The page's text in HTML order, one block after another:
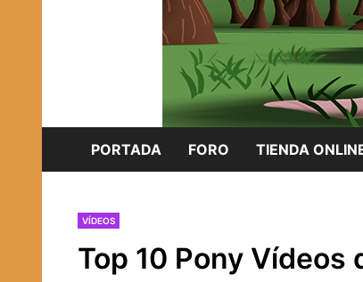
PORTADA FORO TIENDA
VÍDEOS
Top 10 Pony Vídeos